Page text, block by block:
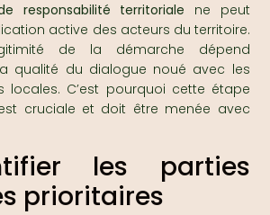
responsabilité territoriale ne peut
active des acteurs du territoire.
de la démarche dépend
qualité du dialogue noué avec les
locales. C’est pourquoi cette étape
cruciale et doit être menée avec
les parties
prioritaires